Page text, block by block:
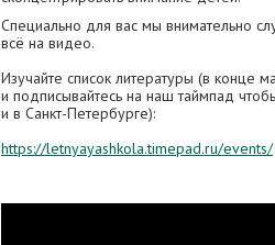
Специально для вас мы внимательно
всё на видео.
Изучайте список литературы (в конце
и подписывайтесь на наш таймпад
и в Санкт-Петербурге):
https://letnyayashkola.timepad.ru/events/